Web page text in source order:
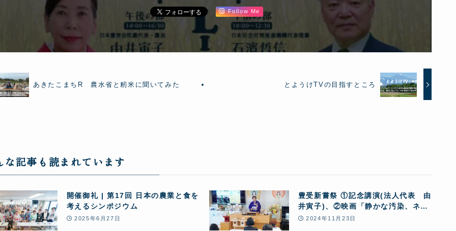
Follow Me
あきたこまちR 農水省と籾米に聞いてみた とようけTVの目指すところ
な記事も読まれています
開催御礼 | 第17回 日本の農業と食を
考えるシンポジウム
2025年6月27日
豊受新嘗祭 ①記念講演(法人代表 由
井寅子)、②映画「静かな汚染、ネオ
ニコチノイド」上映会
2024年11月23日